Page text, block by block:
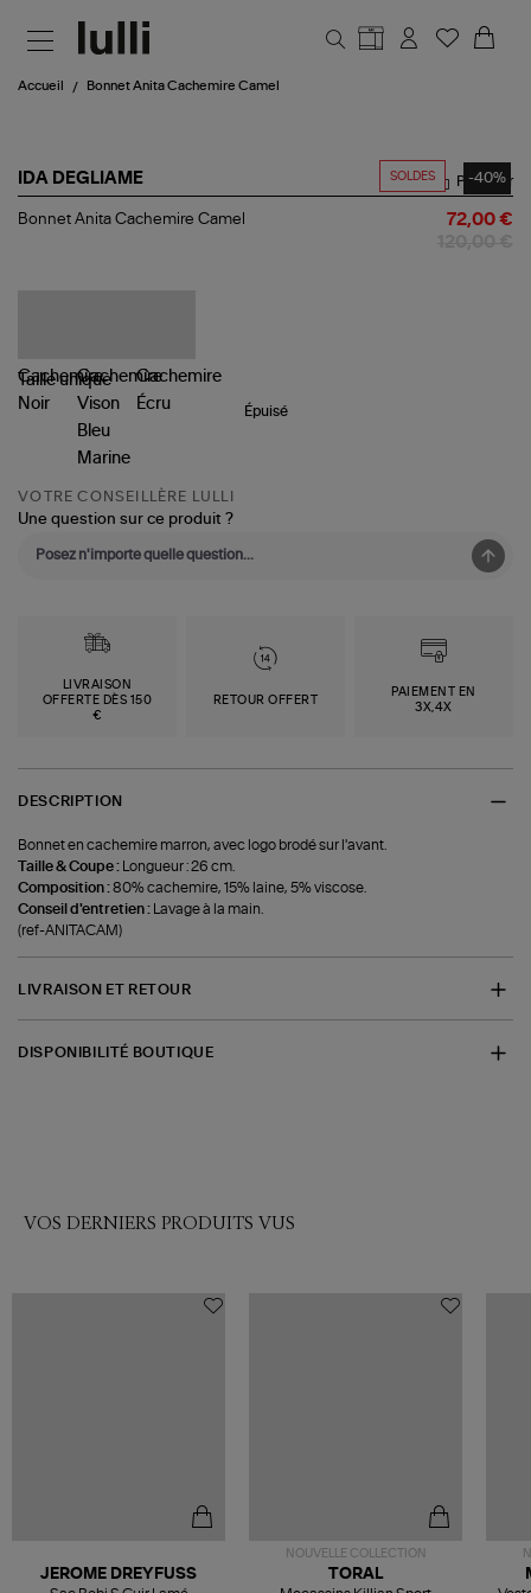
Accueil Bonnet Anita Cachemire Camel
SOLDES -40%
IDA DEGLIAME
Bonnet
Partager
Bonnet Anita Cachemire Camel 72,00 €
Tailleunique
Épuisé
VOTRE CONSEILLÈRE LULLI
Une question sur ce produit ?
LIVRAISON
OFFERTE DÈS 150
€
RETOUR OFFERT
PAIEMENT EN
3X,4X
DESCRIPTION
Bonnet en cachemire marron, avec logo brodé sur l'avant.
Taille & Coupe :
Longueur : 26 cm.
Composition :80% cachemire, 15% laine, 5% viscose.
Conseil d'entretien :
Lavage à la main.
(ref-ANITACAM)
LIVRAISON ET RETOUR
DISPONIBILITÉ BOUTIQUE
VOS DERNIERS PRODUITS VUS
JEROME DREYFUSS
NOUVELLE COLLECTION
TORAL